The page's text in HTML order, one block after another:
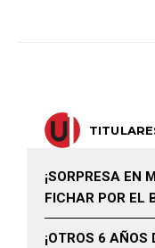
¡SORPRESA EN
FICHAR POR EL
¡OTROS 6 AÑOS